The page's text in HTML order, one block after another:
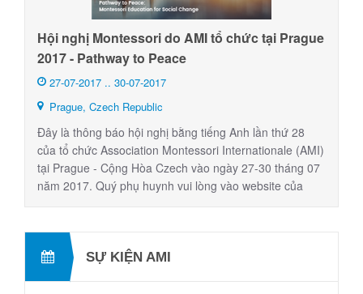
Hội nghị Montessori do AMI tổ chức tại Prague
2017 - Pathway to Peace
27-07-2017 .. 30-07-2017
Prague, Czech Republic
Đây là thông báo hội nghị bằng tiếng Anh lần thứ 28
của tổ chức Association Montessori Internationale (AMI)
tại Prague - Cộng Hòa Czech vào ngày 27-30 tháng 07
năm 2017. Quý phụ huynh vui lòng vào website của
SỰ KIỆN AMI